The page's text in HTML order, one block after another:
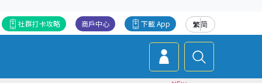
繁简
下載 App
商戶中心
社群打卡攻略